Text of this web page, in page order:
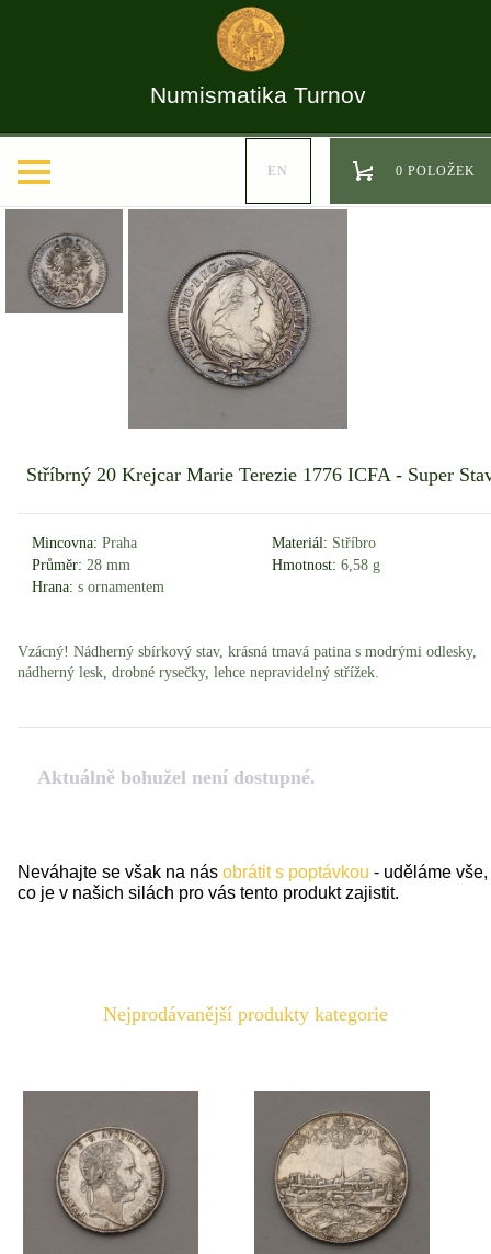
Numismatika Turnov
EN 0 POLOŽEK
Stříbrný 20 Krejcar Marie Terezie 1776 ICFA - Super
Mincovna: Praha Materiál: Stříbro
Průměr: 28 mm Hmotnost: 6,58 g
Hrana: s ornamentem
Vzácný! Nádherný sbírkový stav, krásná tmavá patina s modrými odlesky,
nádherný lesk, drobné rysečky, lehce nepravidelný střížek.
Aktuálně bohužel není dostupné.
Neváhajte se však na nás obrátit s poptávkou - uděláme vše,
co je v našich silách pro vás tento produkt zajistit.
Nejprodávanější produkty kategorie